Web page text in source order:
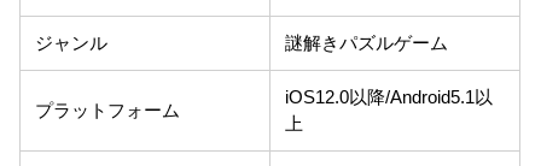
ジャンル 謎解きパズルゲーム
プラットフォーム
iOS12.0以降/Android5.1以
上